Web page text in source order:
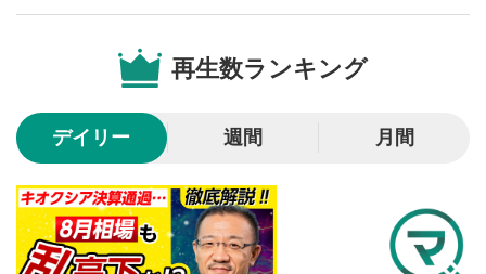
再生/一時停止
動画を再生または一時停止します。
10秒戻し/10秒送り
10秒、動画を巻き戻し/早送りします。
シークバー
再生位置を示しています。再生したい位置をクリック
するとその位置から動画が再生されます。
6
画質/再生速度の設定
再生数ランキング
デイリー 週間 月間